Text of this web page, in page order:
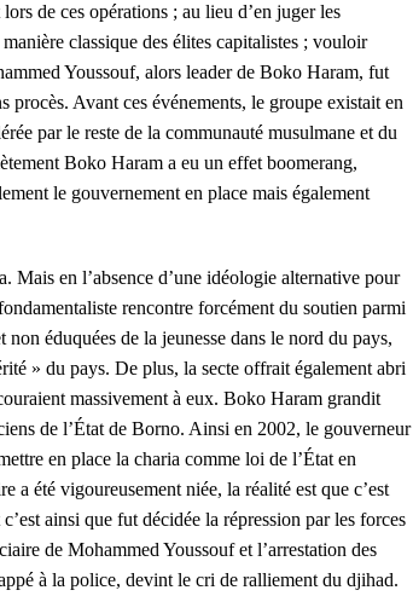
de ces opérations ; au lieu d’en juger les
classique des élites capitalistes ; vouloir
Youssouf, alors leader de Boko Haram, fut
procès. Avant ces événements, le groupe existait en
par le reste de la communauté musulmane et du
Boko Haram a eu un effet boomerang,
le gouvernement en place mais également
en l’absence d’une idéologie alternative pour
rencontre forcément du soutien parmi
éduquées de la jeunesse dans le nord du pays,
» du pays. De plus, la secte offrait également abri
massivement à eux. Boko Haram grandit
de l’État de Borno. Ainsi en 2002, le gouverneur
en place la charia comme loi de l’État en
a été vigoureusement niée, la réalité est que c’est
ainsi que fut décidée la répression par les forces
de Mohammed Youssouf et l’arrestation des
à la police, devint le cri de ralliement du djihad.